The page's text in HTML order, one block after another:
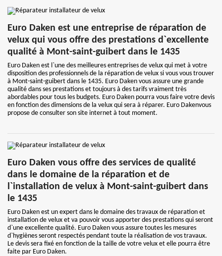
Euro Daken est une entreprise de réparation de
velux qui vous offre des prestations d`excellente
qualité à Mont-saint-guibert dans le 1435
Euro Daken est l`une des meilleures entreprises de velux qui met à votre
disposition des professionnels de la réparation de velux si vous vous trouver
à Mont-saint-guibert dans le 1435. Euro Daken vous assure une grande
qualité dans ses prestations et toujours à des tarifs vraiment très
abordables pour tous les budgets. Euro Daken pourra vous faire votre devis
en fonction des dimensions de la velux qui sera à réparer. Euro Dakenvous
propose de consulter son site internet à tout moment.
Euro Daken vous offre des services de qualité
dans le domaine de la réparation et de
l`installation de velux à Mont-saint-guibert dans
le 1435
Euro Daken est un expert dans le domaine des travaux de réparation et
installation de velux et va pouvoir vous apporter des prestations qui seront
d`une excellente qualité. Euro Daken vous assure toutes les mesures
d`hygiènes seront respectés pendant toute la réalisation de vos travaux.
Le devis sera fixé en fonction de la taille de votre velux et elle pourra être
faite par Euro Daken.